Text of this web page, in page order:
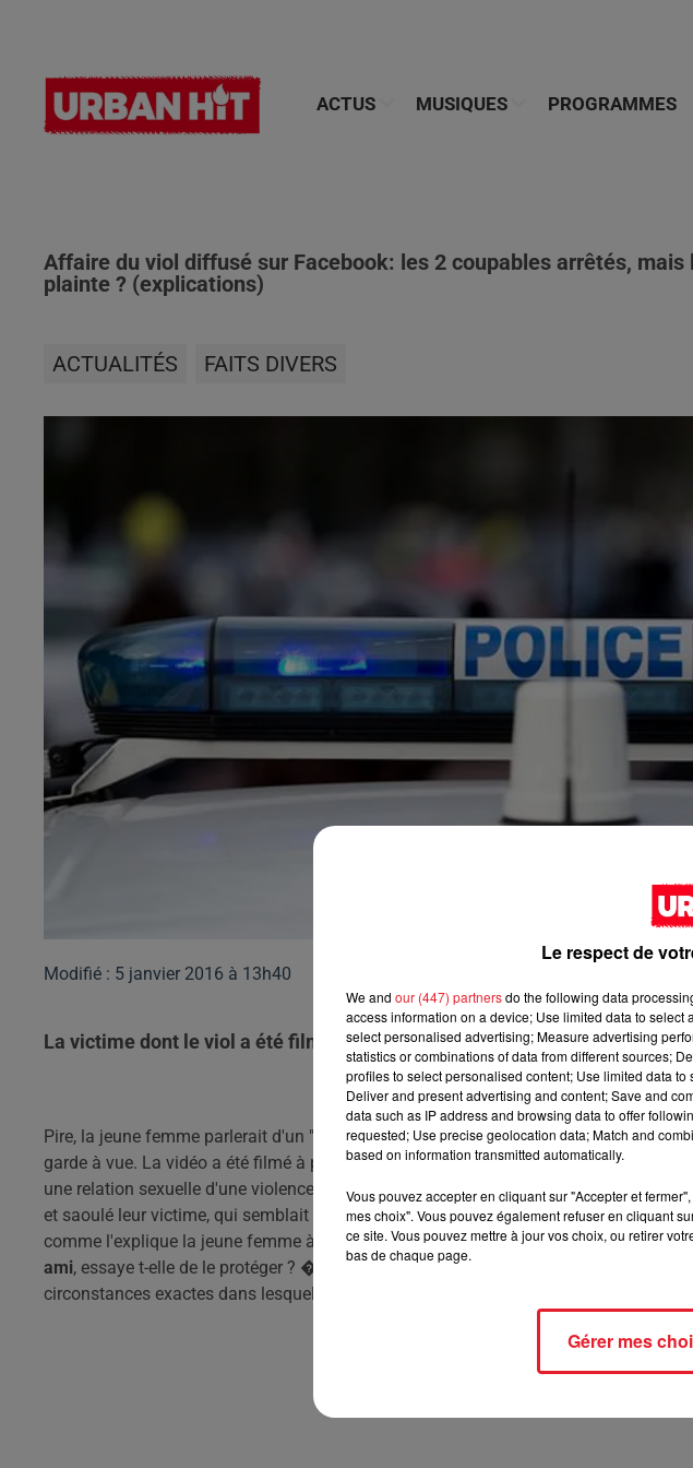
ACTUS MUSIQUES PROGRAMMES
Affaire du viol diffusé sur Facebook: les 2 coupables arrêtés,
plainte ? (explications)
ACTUALITÉS FAITS DIVERS
Modifié : 5 janvier 2016 à 13h40
La victime dont le viol a été filmé et diffusé sur les réseaux sociaux ne
Pire, la jeune femme parlerait d'un " acte sexuel consenti" explique M6. Les individus
garde à vue. La vidéo a été filmé à partir d'un smartphone via l'application
une relation sexuelle d'une violence sans nom entre deux jeunes hommes et une
et saoulé leur victime, qui semblait être inconsciente sur la vidéo. Il ne peut donc
comme l'explique la jeune femme à peine majeure. En effet, elle aurait annoncé
ami, essaye t-elle de le protéger ? �? t-elle peur des représailles ? La police tente
circonstances exactes dans lesquelles cette vidéo a été tournée.
Le respect de
We and our (447) partnersdo the following data
access information on a device; Use limited data to
select personalised advertising; Measure advertising
statistics or combinations of data from different sources;
profiles to select personalised content; Use limited data
Deliver and present advertising and content; Save and
data such as IP address and browsing data to offer
requested; Use precise geolocation data; Match and
based on information transmitted automatically.
Vous pouvez accepter en cliquant sur "Accepter et
mes choix". Vous pouvez également refuser en cliquant
ce site. Vous pouvez mettre à jour vos choix, ou retirer
bas de chaque page.
Gérer mes